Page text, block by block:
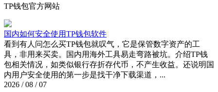
TP钱包官方网站
国内如何安全使用TP钱包软件
看到有人问怎么买TP钱包就叹气，它是保管数字资产的工
具，非用来买卖。国内用海外工具易走弯路被坑。介绍TP钱
包相关情况，如类似银行存折存代币，不产生收益。还说明国
内用户安全使用的第一步是找干净下载渠道，...
2026 / 08 / 07